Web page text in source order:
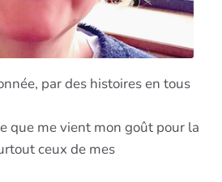
par des histoires en tous
que me vient mon goût pour la
ceux de mes